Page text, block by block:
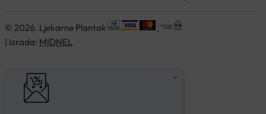
© 2026. Ljekarne Plantak
| Izrada: MIDNEL